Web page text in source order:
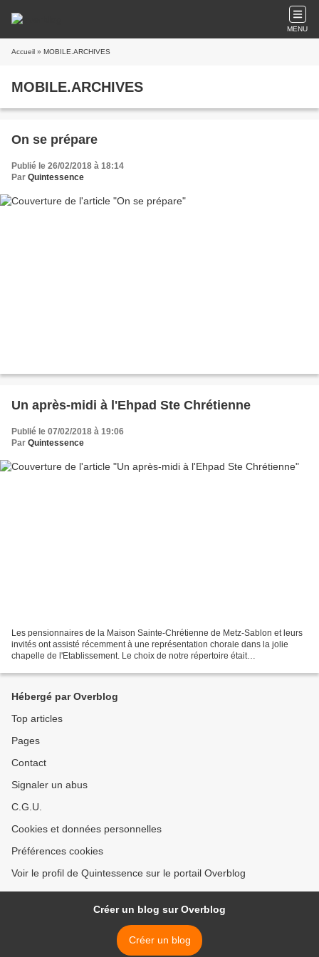
MENU
Accueil » MOBILE.ARCHIVES
MOBILE.ARCHIVES
On se prépare
Publié le 26/02/2018 à 18:14
Par Quintessence
Un après-midi à l'Ehpad Ste Chrétienne
Publié le 07/02/2018 à 19:06
Par Quintessence
Les pensionnaires de la Maison Sainte-Chrétienne de Metz-Sablon et leurs
invités ont assisté récemment à une représentation chorale dans la jolie
chapelle de l'Etablissement. Le choix de notre répertoire était
Hébergé par Overblog
Top articles
Pages
Contact
Signaler un abus
C.G.U.
Cookies et données personnelles
Préférences cookies
Voir le profil de Quintessence sur le portail Overblog
Créer un blog sur Overblog
Créer un blog